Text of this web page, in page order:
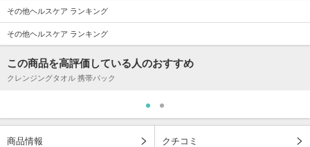
その他ヘルスケア ランキング
その他ヘルスケア ランキング
この商品を高評価している人のおすすめ
クレンジングタオル 携帯パック
商品情報 クチコミ